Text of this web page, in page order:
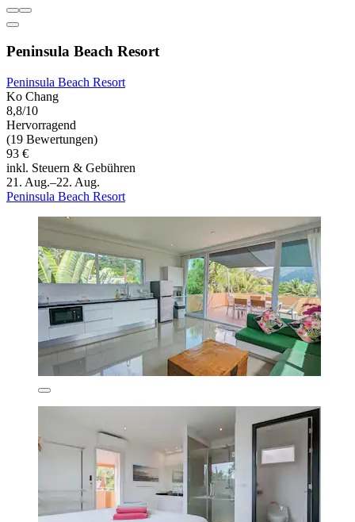
Peninsula Beach Resort
Peninsula Beach Resort
Ko Chang
8,8/10
Hervorragend
(19 Bewertungen)
93 €
inkl. Steuern & Gebühren
21. Aug.–22. Aug.
Peninsula Beach Resort